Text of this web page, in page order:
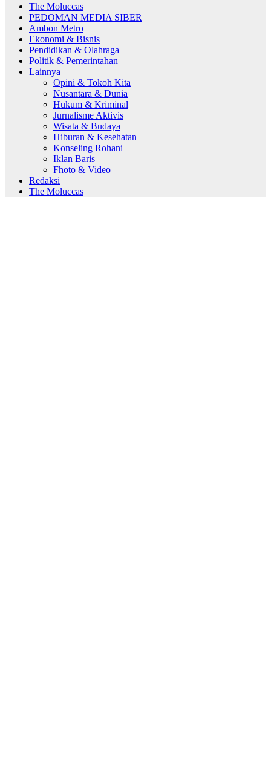
The Moluccas
PEDOMAN MEDIA SIBER
Ambon Metro
Ekonomi & Bisnis
Pendidikan & Olahraga
Politik & Pemerintahan
Lainnya
Opini & Tokoh Kita
Nusantara & Dunia
Hukum & Kriminal
Jurnalisme Aktivis
Wisata & Budaya
Hiburan & Kesehatan
Konseling Rohani
Iklan Baris
Fhoto & Video
Redaksi
The Moluccas